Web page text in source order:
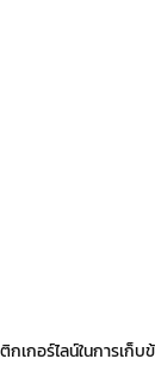
กเกอร์ไลน์ในการเก็